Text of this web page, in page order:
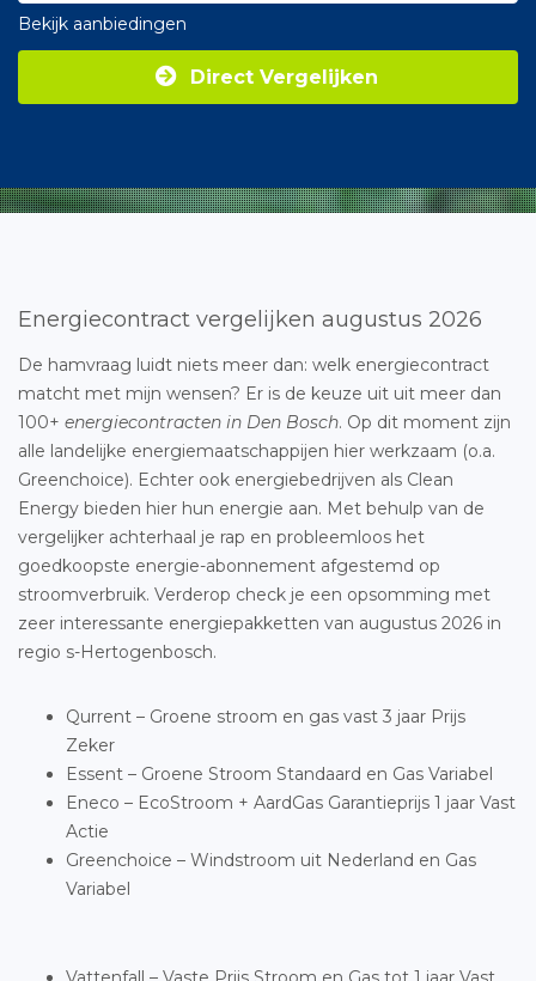
Bekijk aanbiedingen
Direct Vergelijken
Energiecontract vergelijken augustus 2026
De hamvraag luidt niets meer dan: welk energiecontract
matcht met mijn wensen? Er is de keuze uit uit meer dan
100+ energiecontracten in Den Bosch. Op dit moment zijn
alle landelijke energiemaatschappijen hier werkzaam (o.a.
Greenchoice). Echter ook energiebedrijven als Clean
Energy bieden hier hun energie aan. Met behulp van de
vergelijker achterhaal je rap en probleemloos het
goedkoopste energie-abonnement afgestemd op
stroomverbruik. Verderop check je een opsomming met
zeer interessante energiepakketten van augustus 2026 in
regio s-Hertogenbosch.
Qurrent – Groene stroom en gas vast 3 jaar Prijs
Zeker
Essent – Groene Stroom Standaard en Gas Variabel
Eneco – EcoStroom + AardGas Garantieprijs 1 jaar Vast
Actie
Greenchoice – Windstroom uit Nederland en Gas
Variabel